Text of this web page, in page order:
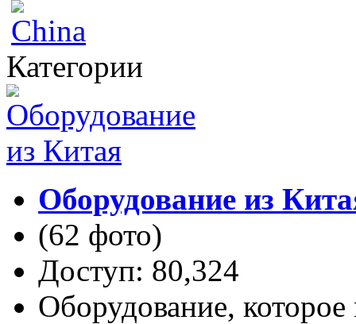
Категории
Оборудование из
(62 фото)
Доступ: 80,324
Оборудование,